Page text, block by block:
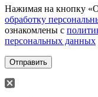
Нажимая на кнопку
обработку
ознакомлены с
персональных данных